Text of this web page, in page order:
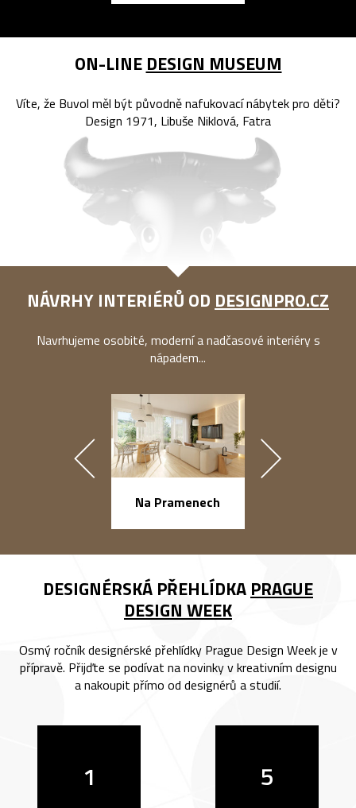
ON-LINE DESIGN MUSEUM
Víte, že Buvol měl být původně nafukovací nábytek pro děti?
Design 1971, Libuše Niklová, Fatra
NÁVRHY INTERIÉRŮ OD DESIGNPRO.CZ
Navrhujeme osobité, moderní a nadčasové interiéry s
nápadem...
Na Pramenech
DESIGNÉRSKÁ PŘEHLÍDKA PRAGUE
DESIGN WEEK
Osmý ročník designérské přehlídky Prague Design Week je v
přípravě. Přijďte se podívat na novinky v kreativním designu
a nakoupit přímo od designérů a studií.
1 5